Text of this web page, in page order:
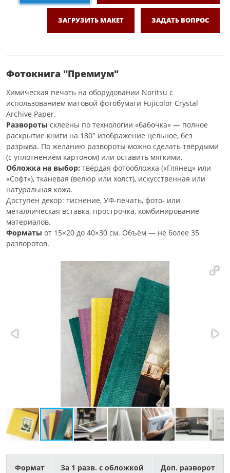
ЗАГРУЗИТЬ МАКЕТ ЗАДАТЬ ВОПРОС
Фотокнига "Премиум"
Химическая печать на оборудовании Noritsu с
использованием матовой фотобумаги Fujicolor Crystal
Archive Paper.
Развороты склеены по технологии «бабочка» — полное
раскрытие книги на 180° изображение цельное, без
разрыва. По желанию развороты можно сделать твёрдыми
(с уплотнением картоном) или оставить мягкими.
Обложка на выбор: твёрдая фотообложка («Глянец» или
«Софт»), тканевая (велюр или холст), искусственная или
натуральная кожа.
Доступен декор: тиснение, УФ-печать, фото- или
металлическая вставка, прострочка, комбинирование
материалов.
Форматы от 15×20 до 40×30 см. Объём — не более 35
разворотов.
Формат За 1 разв. с обложкой
Доп. разворот